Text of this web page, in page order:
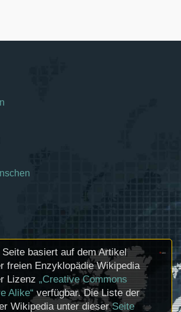
basiert auf dem Artikel
freien Enzyklopädie Wikipedia
Lizenz „Creative Commons
Alike“ verfügbar. Die Liste der
Wikipedia unter dieserSeite